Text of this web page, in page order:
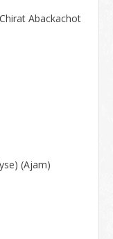
Abackachot
(Ajam)